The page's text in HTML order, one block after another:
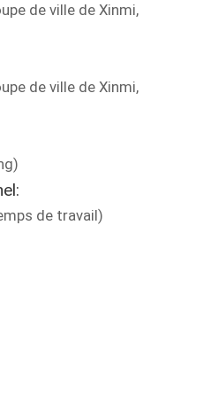
de ville de Xinmi,
de ville de Xinmi,
de travail)